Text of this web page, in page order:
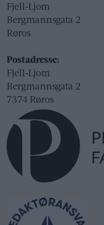
Fjell-Ljom
Bergmannsgata 2
Røros
Postadresse:
Fjell-Ljom
Bergmannsgata 2
7374 Røros